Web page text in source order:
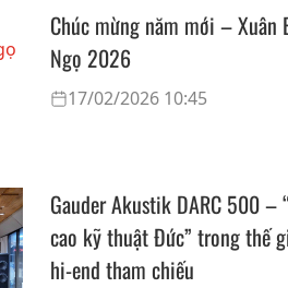
Chúc mừng năm mới – Xuân
Ngọ 2026
17/02/2026 10:45
Gauder Akustik DARC 500 –
cao kỹ thuật Đức” trong thế
hi-end tham chiếu